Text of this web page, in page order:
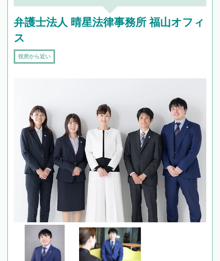
弁護士法人 晴星法律事務所 福山オフィ
ス
役所から近い